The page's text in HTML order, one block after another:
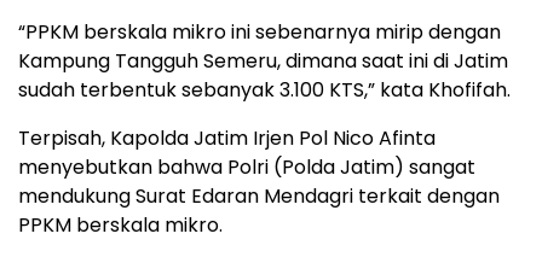
“PPKM berskala mikro ini sebenarnya mirip dengan
Kampung Tangguh Semeru, dimana saat ini di Jatim
sudah terbentuk sebanyak 3.100 KTS,” kata Khofifah.
Terpisah, Kapolda Jatim Irjen Pol Nico Afinta
menyebutkan bahwa Polri (Polda Jatim) sangat
mendukung Surat Edaran Mendagri terkait dengan
PPKM berskala mikro.